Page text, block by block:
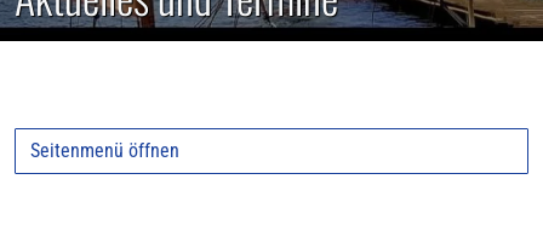
Seitenmenü öffnen